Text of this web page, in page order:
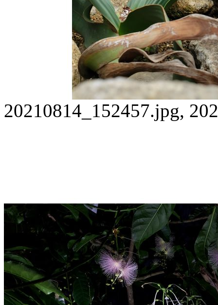
20210814_152457.jpg,